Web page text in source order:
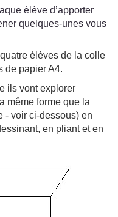
élève d’apporter
quelques-unes vous
élèves de la colle
de papier A4.
ils vont explorer
même forme que la
- voir ci-dessous) en
en pliant et en